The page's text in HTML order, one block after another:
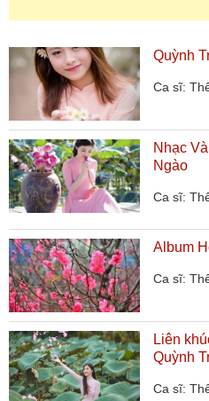
Quỳnh
Ca sĩ:
Nhạc
Ngào
Ca sĩ:
Album
Ca sĩ:
Liên
Quỳnh
Ca sĩ: